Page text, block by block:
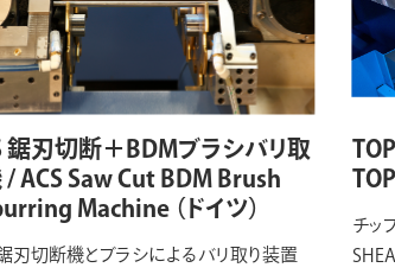
鋸刃切断＋BDMブラシバリ取
/ ACS Saw Cut BDM Brush
Machine （ドイツ）
刃切断機とブラシによるバリ取り装置
チッ